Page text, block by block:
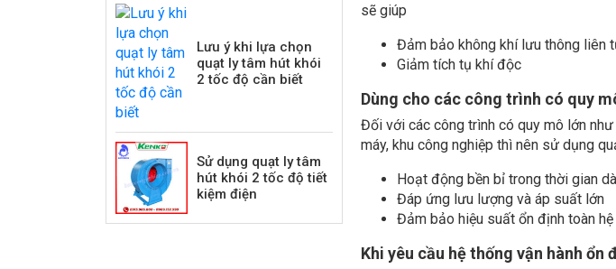
Lưu ý khi lựa chọn
quạt ly tâm hút khói
2 tốc độ cần biết
Sử dụng quạt ly tâm
hút khói 2 tốc độ tiết
kiệm điện
sẽ giúp
Đảm bảo không khí lưu thông liên
Giảm tích tụ khí độc
Dùng cho các công trình có quy
Đối với các công trình có quy mô lớn
máy, khu công nghiệp thì nên sử dụng
Hoạt động bền bỉ trong thời gian
Đáp ứng lưu lượng và áp suất lớn
Đảm bảo hiệu suất ổn định toàn
Khi yêu cầu hệ thống vận hành ổn